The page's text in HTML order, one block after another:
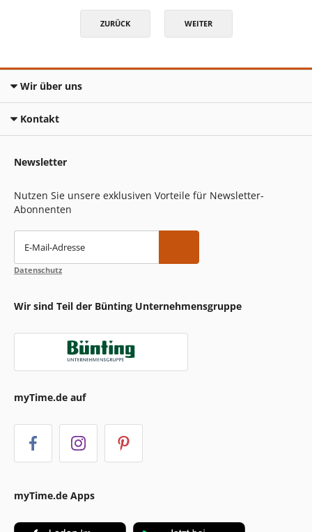
ZURÜCK WEITER
Wir über uns
Kontakt
Newsletter
Nutzen Sie unsere exklusiven Vorteile für Newsletter-
Abonnenten
E-Mail-Adresse
Datenschutz
Wir sind Teil der Bünting Unternehmensgruppe
myTime.de auf
myTime.de Apps